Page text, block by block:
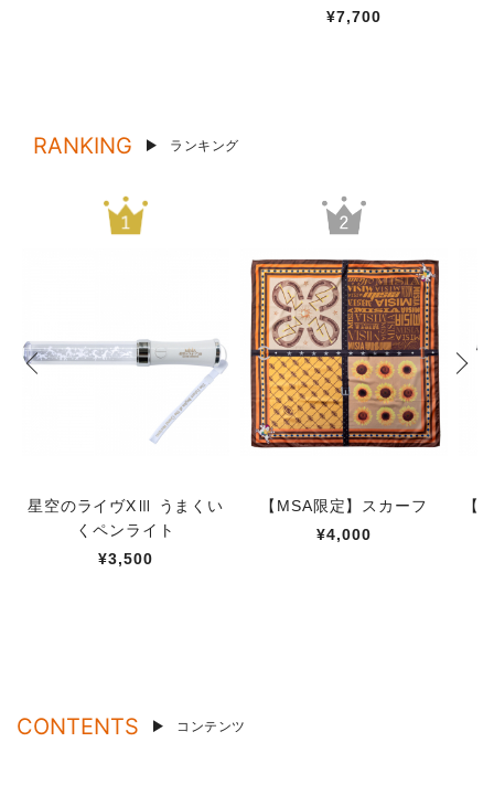
¥7,700
RANKING ランキング
星空のライヴXⅢ うまくい
くペンライト
¥3,500
【MSA限定】スカーフ
¥4,000
【
CONTENTS コンテンツ